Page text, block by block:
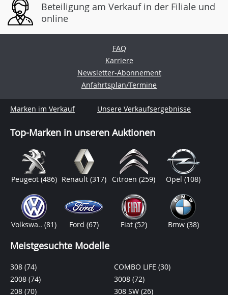
Beteiligung am Verkauf in der Filiale und
online
FAQ
Karriere
Newsletter-Abonnement
Anfahrtsplan/Termine
Marken im Verkauf Unsere Verkaufsergebnisse
Top-Marken in unseren Auktionen
Peugeot (486) Renault (317) Citroen(259) Opel(108)
Volkswa..(81) Ford (67) Fiat (52) Bmw (38)
Meistgesuchte Modelle
308 (74)
2008 (74)
208 (70)
COMBO LIFE (30)
3008 (72)
308 SW (26)